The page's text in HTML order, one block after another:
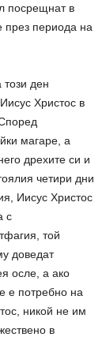
посрещнат в
през периода на
този ден
Христос в
магаре, а
дрехите си и
четири дни
Иисус Христос
с
той
доведат
осле, а ако
е потребно на
никой не им
в